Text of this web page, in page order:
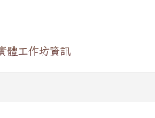
體工作坊資訊